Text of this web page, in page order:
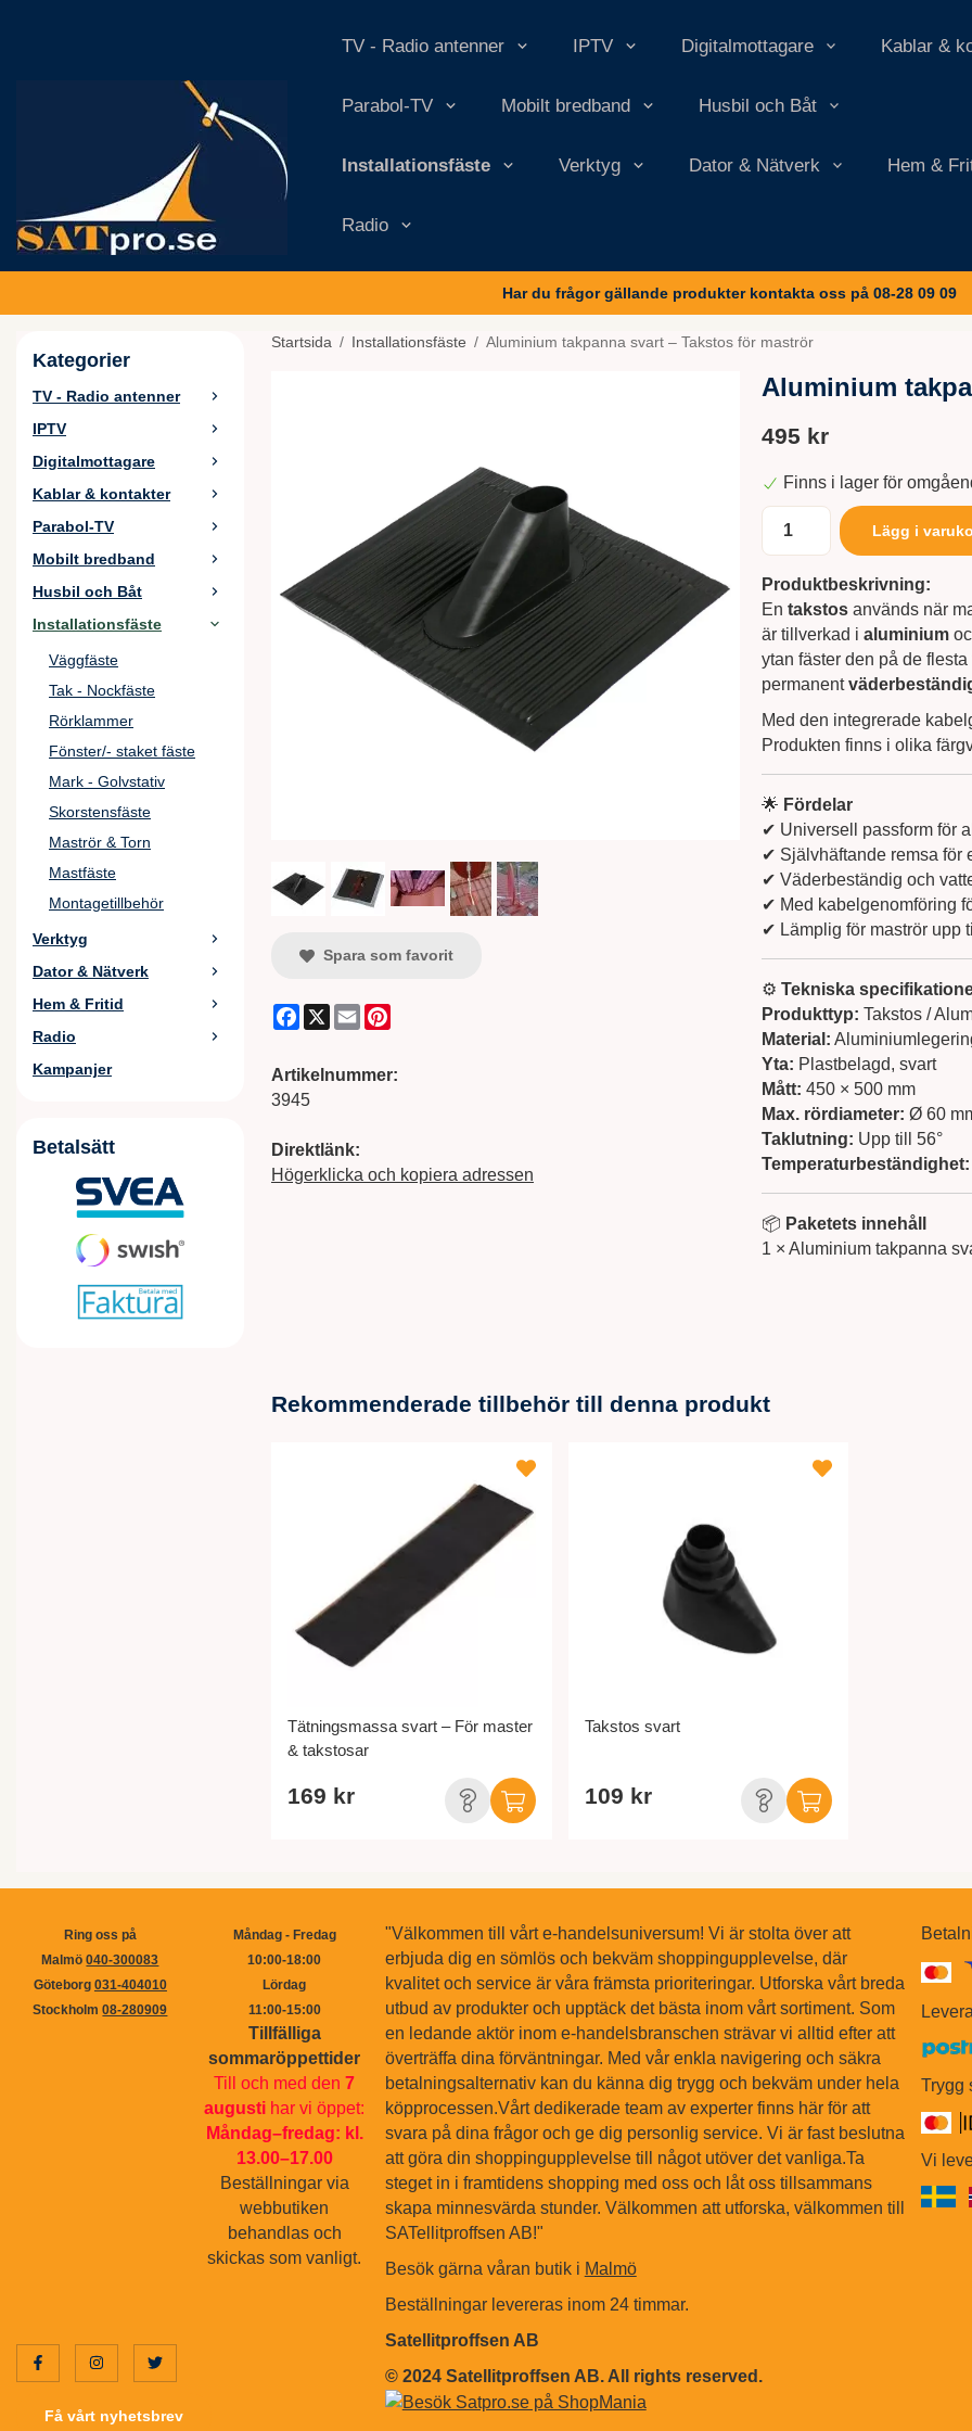
TV - Radio antenner IPTV Digitalmottagare Kablar &
Parabol-TV Mobilt bredband Husbil och Båt
Installationsfäste Verktyg Dator & Nätverk Hem &
Radio
Har du frågor gällande produkter kontakta oss på 08-28 09 09
Kategorier
TV - Radio antenner
IPTV
Digitalmottagare
Kablar & kontakter
Parabol-TV
Mobilt bredband
Husbil och Båt
Installationsfäste
Väggfäste
Tak - Nockfäste
Rörklammer
Fönster/- staket fäste
Mark - Golvstativ
Skorstensfäste
Maströr & Torn
Mastfäste
Montagetillbehör
Verktyg
Dator & Nätverk
Hem & Fritid
Radio
Kampanjer
Betalsätt
Startsida / Installationsfäste / Aluminium takpanna svart – Takstos för maströr
Aluminium
495 kr
Finns i lager för
Lägg i
Produktbeskrivning:
En takstosanvänds när
är tillverkad i aluminium
ytan fäster den på de
permanent
Med den integrerade
Produkten finns i olika
🌟 Fördelar
✔ Universell passform för
✔ Självhäftande remsa för
✔ Väderbeständig och
✔ Med kabelgenomföring
✔ Lämplig för maströr upp
⚙️ Tekniska
Produkttyp: Takstos /
Material:
Yta: Plastbelagd, svart
Mått: 450 × 500 mm
Max. rördiameter: Ø 60
Taklutning: Upp till 56°
Temperaturbeständighet:
📦 Paketets innehåll
1 × Aluminium takpanna
Spara som favorit
Facebook
X Email
Artikelnummer:
3945
Direktlänk:
Högerklicka och kopiera adressen
Rekommenderade tillbehör till denna produkt
Tätningsmassa svart – För master
& takstosar
169 kr
Takstos svart
109 kr
Ring oss på
Malmö040-300083
Göteborg 031-404010
Stockholm08-280909
Måndag - Fredag
10:00-18:00
Lördag
11:00-15:00
Tillfälliga
sommaröppettider
Till och med den7
augusti har vi öppet:
Måndag–fredag: kl.
13.00–17.00
Beställningar via
webbutiken
behandlas och
skickas som vanligt.
Få vårt nyhetsbrev
"Välkommen till vårt e-handelsuniversum! Vi är stolta över att
erbjuda dig en sömlös och bekväm shoppingupplevelse, där
kvalitet och service är våra främsta prioriteringar. Utforska vårt breda
utbud av produkter och upptäck det bästa inom vårt sortiment. Som
en ledande aktör inom e-handelsbranschen strävar vi alltid efter att
överträffa dina förväntningar. Med vår enkla navigering och säkra
betalningsalternativ kan du känna dig trygg och bekväm under hela
köpprocessen.Vårt dedikerade team av experter finns här för att
svara på dina frågor och ge dig personlig service. Vi är fast beslutna
att göra din shoppingupplevelse till något utöver det vanliga.Ta
steget in i framtidens shopping med oss och låt oss tillsammans
skapa minnesvärda stunder. Välkommen att utforska, välkommen till
SATellitproffsen AB!"
Besök gärna våran butik i Malmö
Beställningar levereras inom 24 timmar.
Satellitproffsen AB
© 2024 Satellitproffsen AB. All rights reserved.
Trygg
Vi